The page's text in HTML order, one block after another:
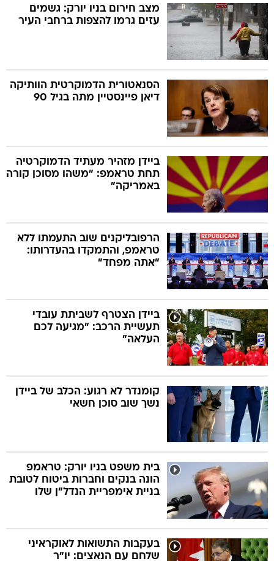
מצב חירום בניו יורק: גשמים
עזים גרמו להצפות ברחבי העיר
הסנאטורית הדמוקרטית הוותיקה
דיאן פיינסטיין מתה בגיל 90
ביידן מזהיר מעתיד הדמוקרטיה
תחת טראמפ: "משהו מסוכן קורה
באמריקה"
הרפובליקנים שוב התעמתו ללא
טראמפ, והתמקדו בהעדרותו:
"אתה מפחד"
ביידן הצטרף לשביתת עובדי
תעשיית הרכב: "מגיעה לכם
העלאה"
קומנדר לא רגוע: הכלב של ביידן
נשך שוב סוכן חשאי
בית משפט בניו יורק: טראמפ
הונה בנקים וחברות ביטוח לטובת
בניית אימפריית הנדל"ן שלו
בעקבות התשואות לאוקראיני
שלחם עם הנאצים: יו"ר